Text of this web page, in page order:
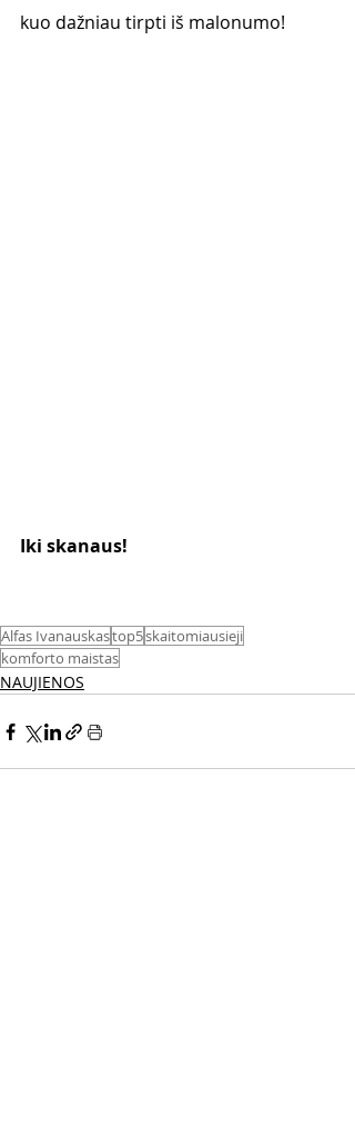
kuo dažniau tirpti iš malonumo!
Iki skanaus!
Alfas Ivanauskastop5skaitomiausieji
komforto maistas
NAUJIENOS